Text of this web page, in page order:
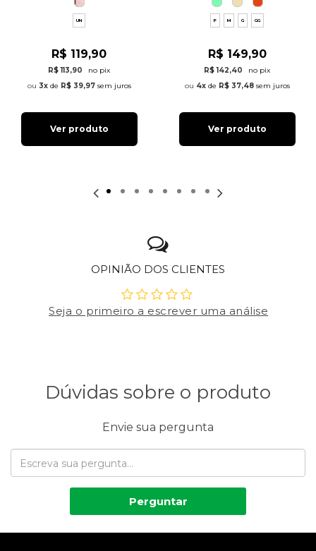
UN
R$ 119,90
R$ 113,90
no pix
3xde R$ 39,97sem juros
Ver produto
P M G GG
R$ 149,90
R$ 142,40
no pix
4xde R$ 37,48sem juros
Ver produto
OPINIÃO DOS CLIENTES
Seja o primeiro a escrever uma análise
Dúvidas sobre o produto
Envie sua pergunta
Perguntar